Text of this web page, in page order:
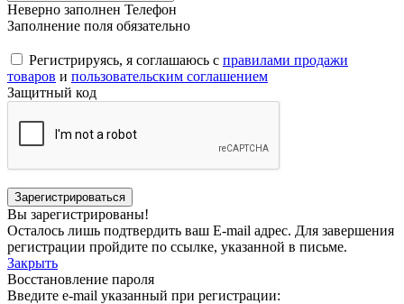
Неверно заполнен Телефон
Заполнение поля обязательно
Регистрируясь, я соглашаюсь с правилами продажи
товаров и пользовательским соглашением
Защитный код
Вы зарегистрированы!
Осталось лишь подтвердить ваш E-mail адрес. Для завершения
регистрации пройдите по ссылке, указанной в письме.
Закрыть
Восстановление пароля
Введите e-mail указанный при регистрации: